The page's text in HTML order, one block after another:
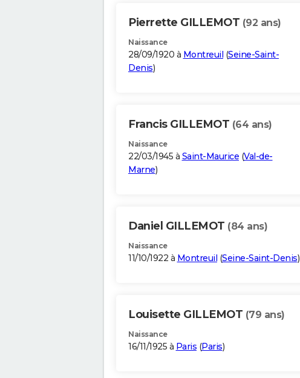
Pierrette GILLEMOT (92 ans)
Naissance
28/09/1920 à Montreuil (Seine-Saint-
Denis)
Francis GILLEMOT (64 ans)
Naissance
22/03/1945 à Saint-Maurice (Val-de-
Marne)
Daniel GILLEMOT (84 ans)
Naissance
11/10/1922 à Montreuil (Seine-Saint-Denis)
Louisette GILLEMOT (79 ans)
Naissance
16/11/1925 à Paris (Paris)